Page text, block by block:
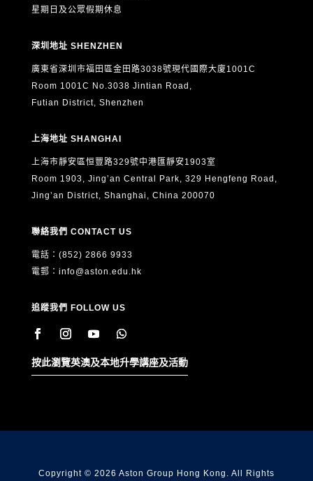
星期日及公眾假期休息
深圳地址 SHENZHEN
廣東省深圳市福田區金田路3038號現代國際大廈1001C
Room 1001C No.3038 Jintian Road,
Futian District, Shenzhen
上海地址 SHANGHAI
上海市靜安區恒豐路329號中港匯靜安1903室
Room 1903, Jing’an Central Park, 329 Hengfeng Road,
Jing’an District, Shanghai, China 200070
聯絡我們 CONTACT US
電話：(852) 2866 9933
電郵： info@aston.edu.hk
追蹤我們 FOLLOW US
按此瀏覽英澳及本地升學講座及活動
Copyright © 2026 Aston Group Hong Kong. All Rights